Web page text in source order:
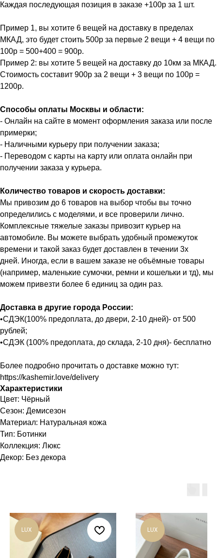
Каждая последующая позиция в заказе +100р за 1 шт.
Пример 1, вы хотите 6 вещей на доставку в пределах
МКАД, это будет стоить 500р за первые 2 вещи + 4 вещи по
100р = 500+400 = 900р.
Пример 2: вы хотите 5 вещей на доставку до 10км за МКАД.
Стоимость составит 900р за 2 вещи + 3 вещи по 100р =
1200р.
Способы оплаты Москвы и области:
- Онлайн на сайте в момент оформления заказа или после
примерки;
- Наличными курьеру при получении заказа;
- Переводом с карты на карту или оплата онлайн при
получении заказа у курьера.
Количество товаров и скорость доставки:
Мы привозим до 6 товаров на выбор чтобы вы точно
определились с моделями, и все проверили лично.
Комплексные тяжелые заказы привозит курьер на
автомобиле. Вы можете выбрать удобный промежуток
времени и такой заказ будет доставлен в течении 3х
дней. Иногда, если в вашем заказе не объёмные товары
(например, маленькие сумочки, ремни и кошельки и тд), мы
можем привезти более 6 единиц за один раз.
Доставка в другие города России:
•СДЭК(100% предоплата, до двери, 2-10 дней)- от 500
рублей;
•СДЭК (100% предоплата, до склада, 2-10 дня)- бесплатно
Более подробно прочитать о доставке можно тут:
https://kashemir.love/delivery
Характеристики
Цвет: Чёрный
Сезон: Демисезон
Материал: Натуральная кожа
Тип: Ботинки
Коллекция: Люкс
Декор: Без декора
LUX LUX